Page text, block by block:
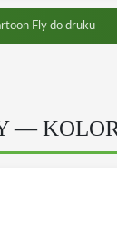
Fly do druku
—